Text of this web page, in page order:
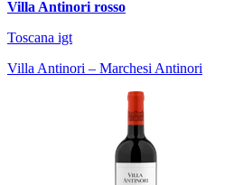
Villa Antinori rosso
Toscana igt
Villa Antinori – Marchesi Antinori